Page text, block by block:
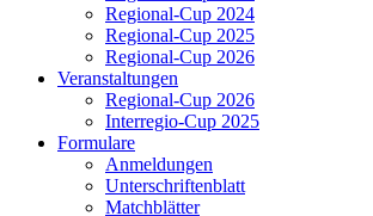
Regional-Cup 2024
Regional-Cup 2025
Regional-Cup 2026
Veranstaltungen
Regional-Cup 2026
Interregio-Cup 2025
Formulare
Anmeldungen
Unterschriftenblatt
Matchblätter